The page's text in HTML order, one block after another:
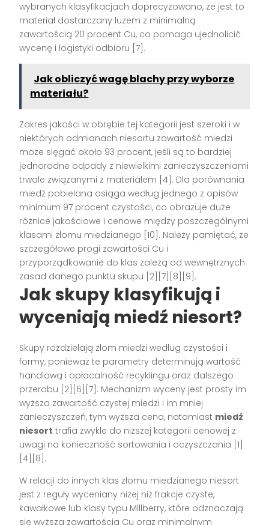
wybranych klasyfikacjach doprecyzowano, że jest to
materiał dostarczany luzem z minimalną
zawartością 20 procent Cu, co pomaga ujednolicić
wycenę i logistyki odbioru [7].
Jak obliczyć wagę blachy przy wyborze
materiału?
Zakres jakości w obrębie tej kategorii jest szeroki i w
niektórych odmianach niesortu zawartość miedzi
może sięgać około 93 procent, jeśli są to bardziej
jednorodne odpady z niewielkimi zanieczyszczeniami
trwale związanymi z materiałem [4]. Dla porównania
miedź pobielana osiąga według jednego z opisów
minimum 97 procent czystości, co obrazuje duże
różnice jakościowe i cenowe między poszczególnymi
klasami złomu miedzianego [10]. Należy pamiętać, że
szczegółowe progi zawartości Cu i
przyporządkowanie do klas zależą od wewnętrznych
zasad danego punktu skupu [2][7][8][9].
Jak skupy klasyfikują i
wyceniają miedź niesort?
Skupy rozdzielają złom miedzi według czystości i
formy, ponieważ te parametry determinują wartość
handlową i opłacalność recyklingu oraz dalszego
przerobu [2][6][7]. Mechanizm wyceny jest prosty im
wyższa zawartość czystej miedzi i im mniej
zanieczyszczeń, tym wyższa cena, natomiast miedź
niesort trafia zwykle do niższej kategorii cenowej z
uwagi na konieczność sortowania i oczyszczania [1]
[4][8].
W relacji do innych klas złomu miedzianego niesort
jest z reguły wyceniany niżej niż frakcje czyste,
kawałkowe lub klasy typu Millberry, które odznaczają
się wyższą zawartością Cu oraz minimalnym